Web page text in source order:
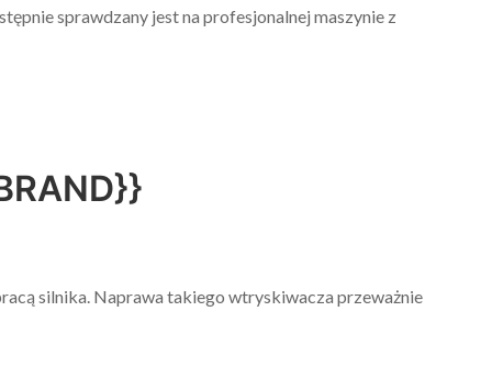
sprawdzany jest na profesjonalnej maszynie z
silnika. Naprawa takiego wtryskiwacza przeważnie